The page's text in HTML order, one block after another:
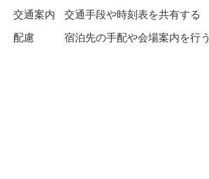
交通案内
交通手段や時刻表を共有する
配慮
宿泊先の手配や会場案内を行う